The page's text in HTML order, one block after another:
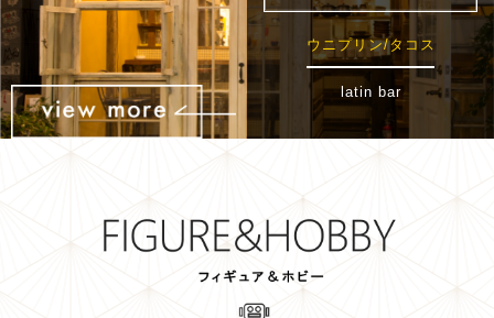
ウニプリン/タコス
latin bar